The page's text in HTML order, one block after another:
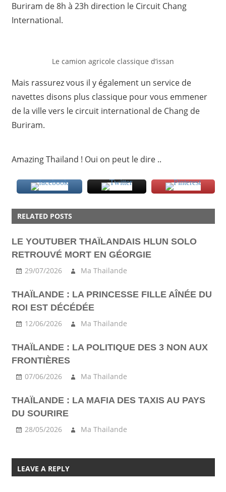
Buriram de 8h à 23h direction le Circuit Chang
International.
Le camion agricole classique d’issan
Mais rassurez vous il y également un service de
navettes disons plus classique pour vous emmener
de la ville vers le circuit international de Chang de
Buriram.
Amazing Thailand ! Oui on peut le dire ..
AMAZING
BUS
INSOLITE
ISAN
TRANSPORT
RELATED POSTS
LE YOUTUBER THAÏLANDAIS HLUN SOLO
RETROUVÉ MORT EN GÉORGIE
29/07/2026 Ma Thailande
THAÏLANDE : LA PRINCESSE FILLE AÎNÉE DU
ROI EST DÉCÉDÉE
12/06/2026 Ma Thailande
THAÏLANDE : LA POLITIQUE DES 3 NON AUX
FRONTIÈRES
07/06/2026 Ma Thailande
THAÏLANDE : LA MAFIA DES TAXIS AU PAYS
DU SOURIRE
28/05/2026 Ma Thailande
LEAVE A REPLY